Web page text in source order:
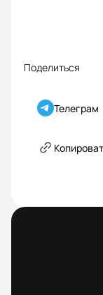
Поделиться
Телеграм